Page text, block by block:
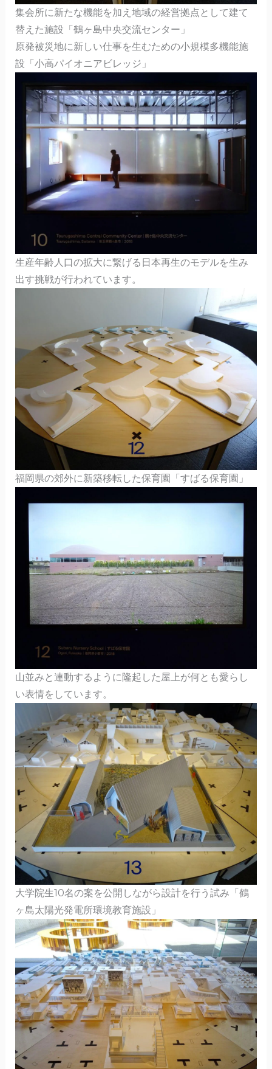
集会所に新たな機能を加え地域の経営拠点として建て
替えた施設「鶴ヶ島中央交流センター」
原発被災地に新しい仕事を生むための小規模多機能施
設「小高パイオニアビレッジ」
生産年齢人口の拡大に繋げる日本再生のモデルを生み
出す挑戦が行われています。
福岡県の郊外に新築移転した保育園「すばる保育園」
山並みと連動するように隆起した屋上が何とも愛らし
い表情をしています。
大学院生10名の案を公開しながら設計を行う試み「鶴
ヶ島太陽光発電所環境教育施設」